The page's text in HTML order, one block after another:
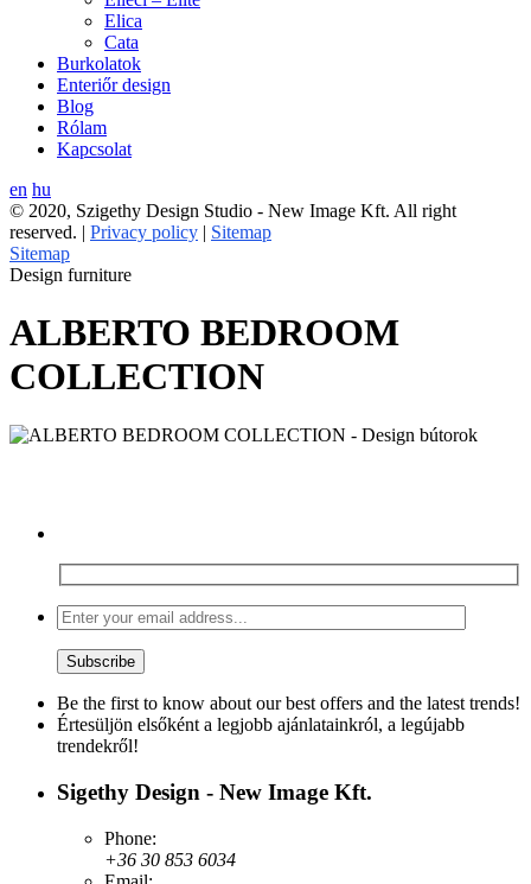
Elica
Cata
Burkolatok
Enteriőr design
Blog
Rólam
Kapcsolat
en hu
© 2020, Szigethy Design Studio - New Image Kft. All right
reserved. | Privacy policy | Sitemap
Sitemap
Design furniture
ALBERTO BEDROOM
COLLECTION
Be the first to know about our best offers and the latest trends!
Értesüljön elsőként a legjobb ajánlatainkról, a legújabb
trendekről!
Sigethy Design - New Image Kft.
Phone:
+36 30 853 6034